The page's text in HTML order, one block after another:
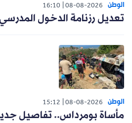
الوطن 08-08-2026
16:10
تعديل رزنامة الدخول المدرسي
الوطن 08-08-2026
15:12
مأساة بومرداس.. تفاصيل